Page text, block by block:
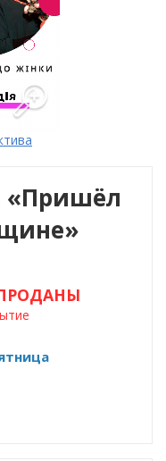
«Пришёл